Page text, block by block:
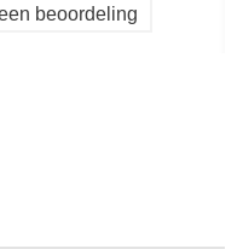
beoordeling